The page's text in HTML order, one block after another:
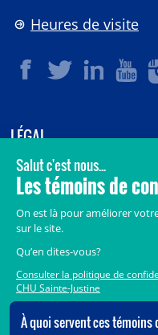
Heures de visite
LÉGAL
© 2006-2026CHU Sainte-
Tous droits réservés.
Accès aux documents des